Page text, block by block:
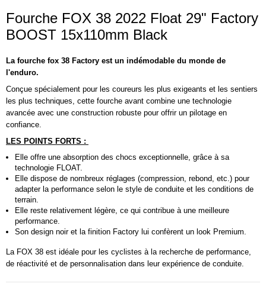
Fourche FOX 38 2022 Float 29" Factory
BOOST 15x110mm Black
La fourche fox 38 Factory est un indémodable du monde de
l'enduro.
Conçue spécialement pour les coureurs les plus exigeants et les sentiers
les plus techniques, cette fourche avant combine une technologie
avancée avec une construction robuste pour offrir un pilotage en
confiance.
LES POINTS FORTS :
Elle offre une absorption des chocs exceptionnelle, grâce à sa
technologie FLOAT.
Elle dispose de nombreux réglages (compression, rebond, etc.) pour
adapter la performance selon le style de conduite et les conditions de
terrain.
Elle reste relativement légère, ce qui contribue à une meilleure
performance.
Son design noir et la finition Factory lui confèrent un look Premium.
La FOX 38 est idéale pour les cyclistes à la recherche de performance,
de réactivité et de personnalisation dans leur expérience de conduite.